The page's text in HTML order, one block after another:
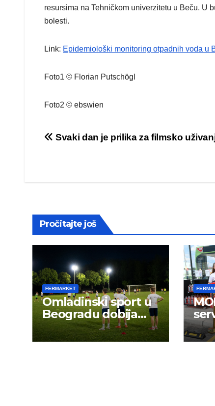
resursima na Tehničkom univerzitetu u Beču. U
bolesti.
Link: Epidemiološki monitoring otpadnih voda u
Foto1 © Florian Putschögl
Foto2 © ebswien
Post
Svaki dan je prilika za filmsko
Pročitajte još
FERMARKET
Omladinski sport u
Beogradu dobija
novu energiju: